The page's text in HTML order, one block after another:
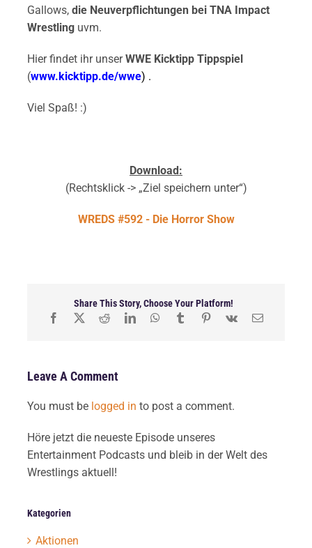
Gallows, die Neuverpflichtungen bei TNA Impact
Wrestlinguvm.
Hier findet ihr unserWWE Kicktipp Tippspiel
(www.kicktipp.de/wwe) .
Viel Spaß! :)
Download:
(Rechtsklick -> „Ziel speichern unter“)
WREDS #592 - Die Horror Show
Share This Story, Choose Your Platform!
Leave A Comment
You must be logged in to post a comment.
Höre jetzt die neueste Episode unseres
Entertainment Podcasts und bleib in der Welt des
Wrestlings aktuell!
Kategorien
Aktionen